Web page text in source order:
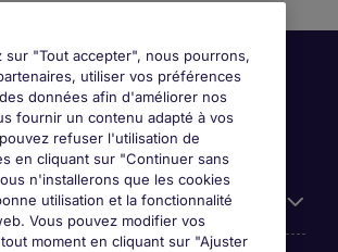
sur "Tout accepter", nous pourrons,
utiliser vos préférences
données afin d'améliorer nos
fournir un contenu adapté à vos
refuser l'utilisation de
en cliquant sur "Continuer sans
n'installerons que les cookies
utilisation et la fonctionnalité
Vous pouvez modifier vos
moment en cliquant sur "Ajuster